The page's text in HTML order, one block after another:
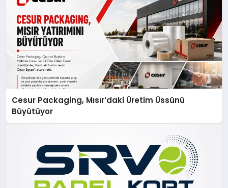
Cesur Packaging, Mısır’daki Üretim Üssünü
Büyütüyor